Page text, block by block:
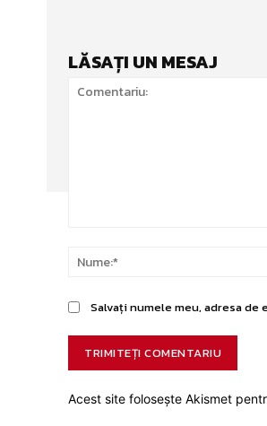
LĂSAȚI UN MESAJ
Salvați numele meu, adresa
Acest site folosește Akismet